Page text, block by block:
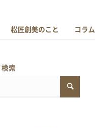
松匠創美のこと コラム
索